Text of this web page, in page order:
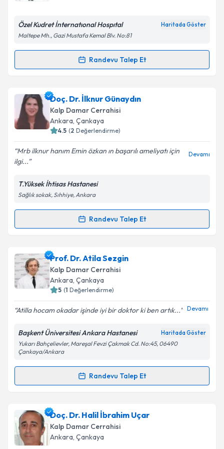
Kişisel verilerimin işlenmesine ilişkin
Metni'ni okudum ve kişisel verilerimin belirtilen
Takvim Talebini Gönder
Özel Kudret İnternatıonal Hospıtal Haritada Göster
Maltepe Mh., Gazi Mustafa Kemal Blv. No:81
Randevu Talep Et
Randevu Takvimi Talebi
Prof. Dr. Ali Yeneriçin randevu takvimi talebi
oluşturun. Size bu uzmandan randevu almanız için bir
takvim hazırlandığında e-posta ile bilgilendireceğiz.
Kişisel verilerimin işlenmesine ilişkin
Metni'ni okudum ve kişisel verilerimin belirtilen
kapsamda işlenmesini kabul ediyorum.
Doç. Dr. İlknur Günaydın
Kalp Damar Cerrahisi
Ankara, Çankaya
4.5 (2 Değerlendirme)
Mrb ilknur hanım Emin özkan ın başarılı ameliyatı için
ilgi...
Devamı
T.Yüksek İhtisas Hastanesi
Sağlık sokak, Sıhhiye, Ankara
Randevu Talep Et
Randevu Takvimi Talebi
Doç. Dr. İlknur Günaydıniçin randevu takvimi talebi
oluşturun. Size bu uzmandan randevu almanız için bir
takvim hazırlandığında e-posta ile bilgilendireceğiz.
Kişisel verilerimin işlenmesine ilişkinAydınlatma
Metni
kapsamda işlenmesini kabul ediyorum.
Prof. Dr. Atila Sezgin
Kalp Damar Cerrahisi
Ankara, Çankaya
5 (1 Değerlendirme)
Atilla hocam okadar işinde iyi bir doktor ki ben artık... Devamı
Başkent Üniversitesi Ankara Hastanesi Haritada Göster
Yukarı Bahçelievler, Mareşal Fevzi Çakmak Cd. No:45, 06490
Çankaya/Ankara
Randevu Talep Et
Randevu Takvimi Talebi
Prof. Dr. Atila Sezginiçin randevu takvimi talebi
oluşturun. Size bu uzmandan randevu almanız için bir
takvim hazırlandığında e-posta ile bilgilendireceğiz.
Doç. Dr. Halil İbrahim Uçar
Kalp Damar Cerrahisi
Ankara, Çankaya